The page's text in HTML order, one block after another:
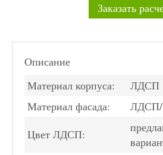
Заказать
Описание
Материал корпуса:
ЛДСП
Материал фасада:
Цвет ЛДСП: